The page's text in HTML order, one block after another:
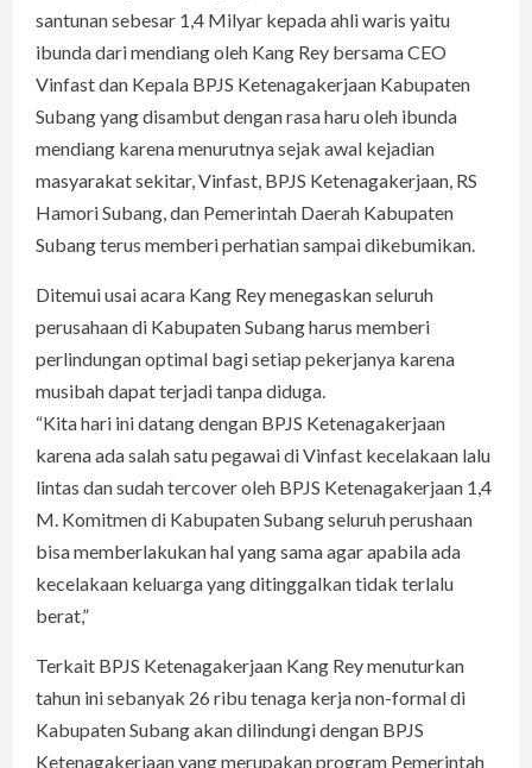
santunan sebesar 1,4 Milyar kepada ahli waris yaitu
ibunda dari mendiang oleh Kang Rey bersama CEO
Vinfast dan Kepala BPJS Ketenagakerjaan Kabupaten
Subang yang disambut dengan rasa haru oleh ibunda
mendiang karena menurutnya sejak awal kejadian
masyarakat sekitar, Vinfast, BPJS Ketenagakerjaan, RS
Hamori Subang, dan Pemerintah Daerah Kabupaten
Subang terus memberi perhatian sampai dikebumikan.
Ditemui usai acara Kang Rey menegaskan seluruh
perusahaan di Kabupaten Subang harus memberi
perlindungan optimal bagi setiap pekerjanya karena
musibah dapat terjadi tanpa diduga.
“Kita hari ini datang dengan BPJS Ketenagakerjaan
karena ada salah satu pegawai di Vinfast kecelakaan lalu
lintas dan sudah tercover oleh BPJS Ketenagakerjaan 1,4
M. Komitmen di Kabupaten Subang seluruh perushaan
bisa memberlakukan hal yang sama agar apabila ada
kecelakaan keluarga yang ditinggalkan tidak terlalu
berat,”
Terkait BPJS Ketenagakerjaan Kang Rey menuturkan
tahun ini sebanyak 26 ribu tenaga kerja non-formal di
Kabupaten Subang akan dilindungi dengan BPJS
Ketenagakerjaan yang merupakan program Pemerintah